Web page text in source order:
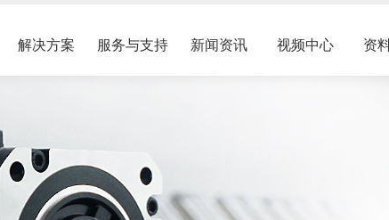
化伺服电机 伺服驱动器
解决方案
压力机行业
服务与支持
网络
新闻资讯
展会活动
视频中心 资